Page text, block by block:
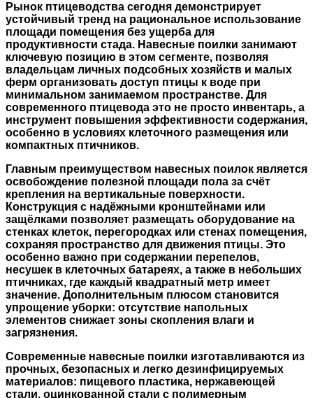
Рынок птицеводства сегодня демонстрирует
устойчивый тренд на рациональное использование
площади помещения без ущерба для
продуктивности стада. Навесные поилки занимают
ключевую позицию в этом сегменте, позволяя
владельцам личных подсобных хозяйств и малых
ферм организовать доступ птицы к воде при
минимальном занимаемом пространстве. Для
современного птицевода это не просто инвентарь, а
инструмент повышения эффективности содержания,
особенно в условиях клеточного размещения или
компактных птичников.
Главным преимуществом навесных поилок является
освобождение полезной площади пола за счёт
крепления на вертикальные поверхности.
Конструкция с надёжными кронштейнами или
защёлками позволяет размещать оборудование на
стенках клеток, перегородках или стенах помещения,
сохраняя пространство для движения птицы. Это
особенно важно при содержании перепелов,
несушек в клеточных батареях, а также в небольших
птичниках, где каждый квадратный метр имеет
значение. Дополнительным плюсом становится
упрощение уборки: отсутствие напольных
элементов снижает зоны скопления влаги и
загрязнения.
Современные навесные поилки изготавливаются из
прочных, безопасных и легко дезинфицируемых
материалов: пищевого пластика, нержавеющей
стали, оцинкованной стали с полимерным